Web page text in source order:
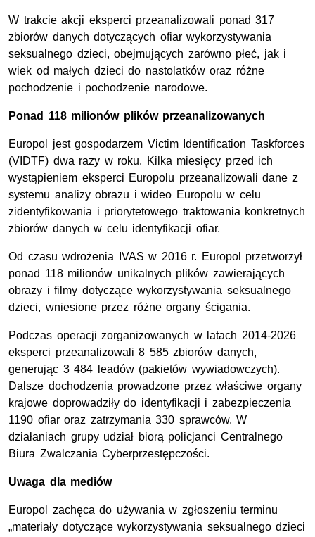
W trakcie akcji eksperci przeanalizowali ponad 317
zbiorów danych dotyczących ofiar wykorzystywania
seksualnego dzieci, obejmujących zarówno płeć, jak i
wiek od małych dzieci do nastolatków oraz różne
pochodzenie i pochodzenie narodowe.
Ponad 118 milionów plików przeanalizowanych
Europol jest gospodarzem Victim Identification Taskforces
(VIDTF) dwa razy w roku. Kilka miesięcy przed ich
wystąpieniem eksperci Europolu przeanalizowali dane z
systemu analizy obrazu i wideo Europolu w celu
zidentyfikowania i priorytetowego traktowania konkretnych
zbiorów danych w celu identyfikacji ofiar.
Od czasu wdrożenia IVAS w 2016 r. Europol przetworzył
ponad 118 milionów unikalnych plików zawierających
obrazy i filmy dotyczące wykorzystywania seksualnego
dzieci, wniesione przez różne organy ścigania.
Podczas operacji zorganizowanych w latach 2014-2026
eksperci przeanalizowali 8 585 zbiorów danych,
generując 3 484 leadów (pakietów wywiadowczych).
Dalsze dochodzenia prowadzone przez właściwe organy
krajowe doprowadziły do identyfikacji i zabezpieczenia
1190 ofiar oraz zatrzymania 330 sprawców. W
działaniach grupy udział biorą policjanci Centralnego
Biura Zwalczania Cyberprzestępczości.
Uwaga dla mediów
Europol zachęca do używania w zgłoszeniu terminu
„materiały dotyczące wykorzystywania seksualnego dzieci